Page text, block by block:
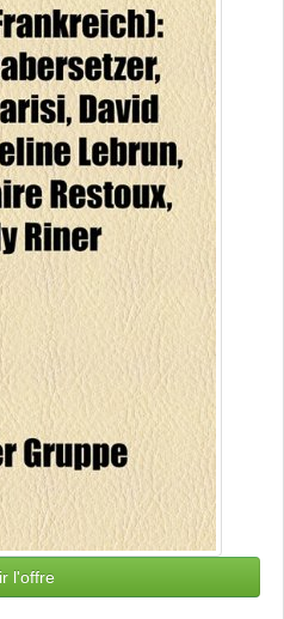
l'offre